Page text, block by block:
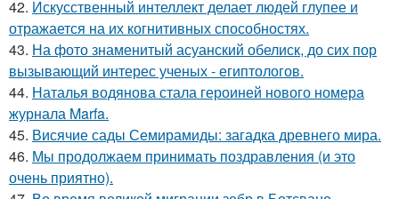
42. Искусственный интеллект делает людей глупее и
отражается на их когнитивных способностях.
43. На фото знаменитый асуанский обелиск, до сих пор
вызывающий интерес ученых - египтологов.
44. Наталья водянова стала героиней нового номера
журнала Marfa.
45. Висячие сады Семирамиды: загадка древнего мира.
46. Мы продолжаем принимать поздравления (и это
очень приятно).